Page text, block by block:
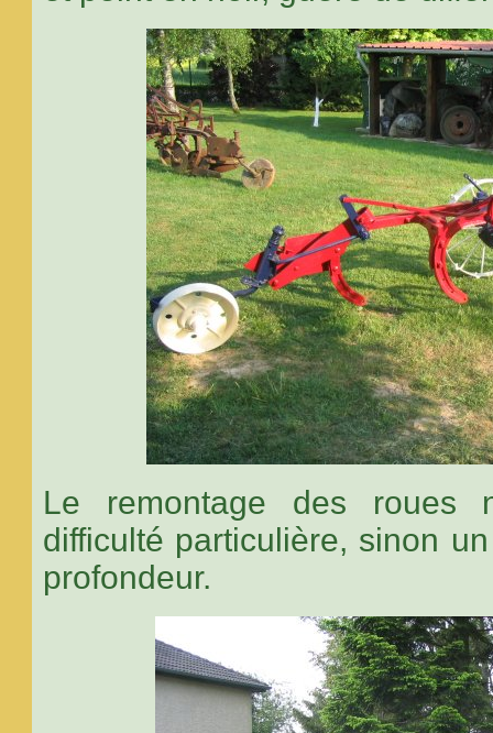
Le remontage des roues
difficulté particulière, sinon
profondeur.